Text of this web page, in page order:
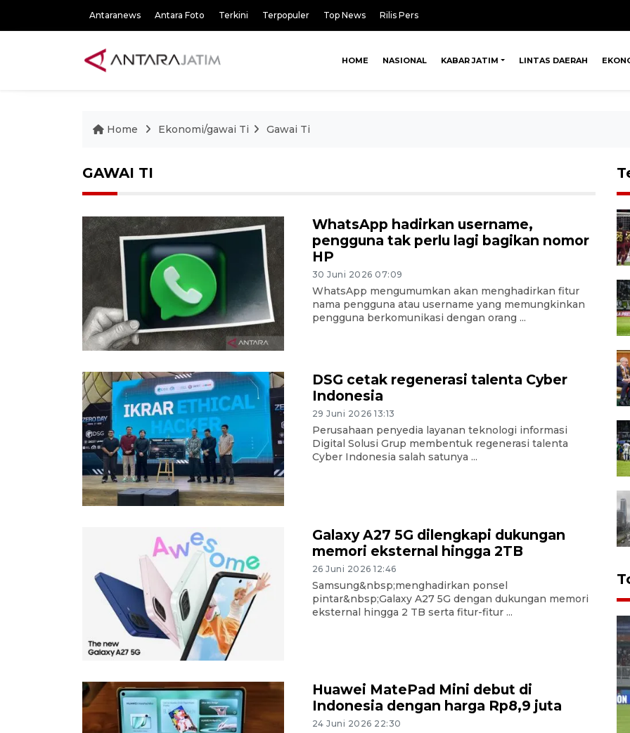
Antaranews Antara Foto Terkini Terpopuler Top News Rilis Pers
HOME NASIONAL KABAR JATIM LINTAS DAERAH
Home Ekonomi/gawai Ti Gawai Ti
GAWAI TI
WhatsApp hadirkan username,
pengguna tak perlu lagi bagikan nomor
HP
30 Juni 2026 07:09
WhatsApp mengumumkan akan menghadirkan fitur
nama pengguna atau username yang memungkinkan
pengguna berkomunikasi dengan orang ...
DSG cetak regenerasi talenta Cyber
Indonesia
29 Juni 2026 13:13
Perusahaan penyedia layanan teknologi informasi
Digital Solusi Grup membentuk regenerasi talenta
Cyber Indonesia salah satunya ...
Galaxy A27 5G dilengkapi dukungan
memori eksternal hingga 2TB
26 Juni 2026 12:46
Samsung&nbsp;menghadirkan ponsel
pintar&nbsp;Galaxy A27 5G dengan dukungan memori
eksternal hingga 2 TB serta fitur-fitur ...
Huawei MatePad Mini debut di
Indonesia dengan harga Rp8,9 juta
24 Juni 2026 22:30